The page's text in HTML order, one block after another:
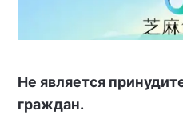
Не является
граждан.